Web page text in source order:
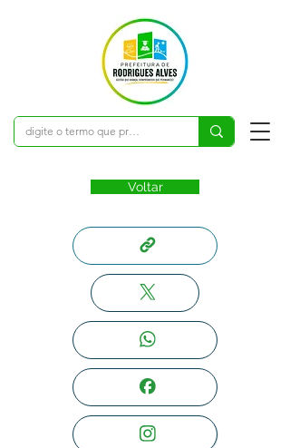
Voltar